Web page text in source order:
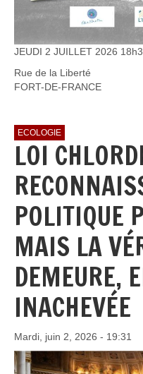
JEUDI 2 JUILLET 2026
Rue de la Liberté
FORT-DE-FRANCE
ECOLOGIE
LOI
POLITIQUE
MAIS LA
DEMEURE,
INACHEVÉE
Mardi, juin 2, 2026 - 19:31